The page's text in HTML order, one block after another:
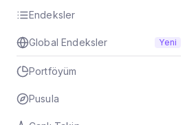
Endeksler
Global Endeksler Yeni
Portföyüm
Pusula